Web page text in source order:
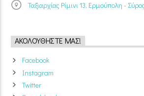
Ταξιαρχίας Ρίμινι 13, Ερμούπολη -
ΑΚΟΛΟΥΘΉΣΤΕ ΜΑΣ!
Facebook
Instagram
Twitter